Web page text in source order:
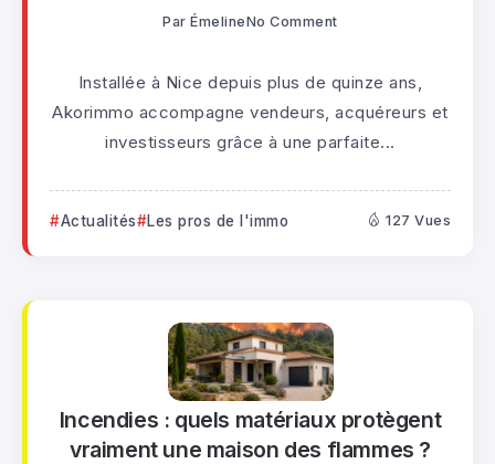
Par ÉmelineNo Comment
Installée à Nice depuis plus de quinze ans,
Akorimmo accompagne vendeurs, acquéreurs et
investisseurs grâce à une parfaite...
Actualités Les pros de l'immo 127 Vues
Incendies : quels matériaux protègent
vraiment une maison des flammes ?